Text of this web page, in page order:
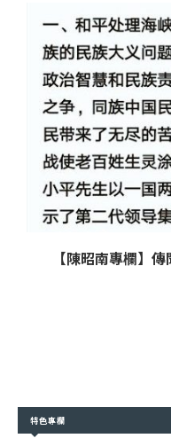
【陳昭南專欄】
特色專欄